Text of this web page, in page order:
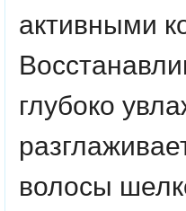
активными
глубоко
волосы